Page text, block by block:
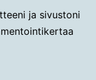
ja sivustoni